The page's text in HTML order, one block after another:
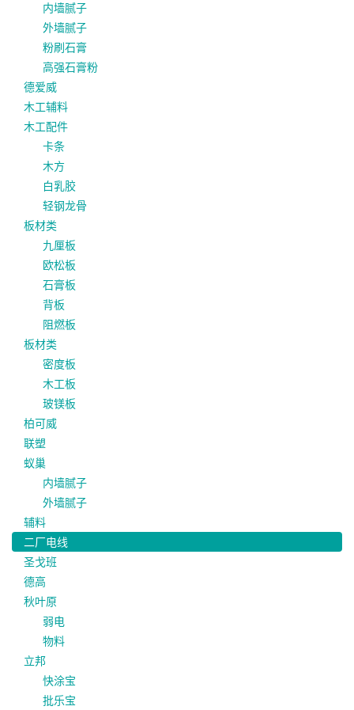
内墙腻子
外墙腻子
粉刷石膏
高强石膏粉
德爱威
木工辅料
木工配件
卡条
木方
白乳胶
轻钢龙骨
板材类
九厘板
欧松板
石膏板
背板
阻燃板
板材类
密度板
木工板
玻镁板
柏可威
联塑
蚁巢
内墙腻子
外墙腻子
辅料
二厂电线
圣戈班
德高
秋叶原
弱电
物料
立邦
快涂宝
批乐宝